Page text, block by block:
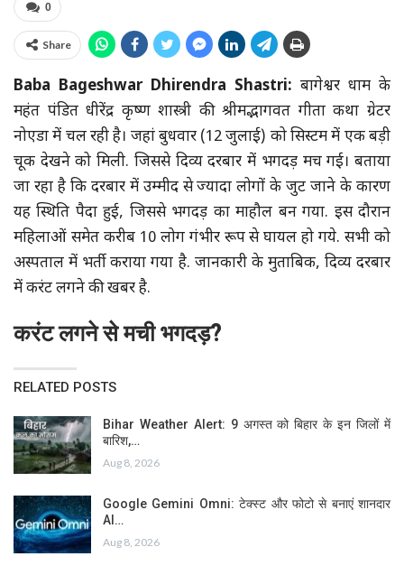
0
Share
Baba Bageshwar Dhirendra Shastri: बागेश्वर धाम के
महंत पंडित धीरेंद्र कृष्ण शास्त्री की श्रीमद्भागवत गीता कथा ग्रेटर
नोएडा में चल रही है। जहां बुधवार (12 जुलाई) को सिस्टम में एक बड़ी
चूक देखने को मिली. जिससे दिव्य दरबार में भगदड़ मच गई। बताया
जा रहा है कि दरबार में उम्मीद से ज्यादा लोगों के जुट जाने के कारण
यह स्थिति पैदा हुई, जिससे भगदड़ का माहौल बन गया. इस दौरान
महिलाओं समेत करीब 10 लोग गंभीर रूप से घायल हो गये. सभी को
अस्पताल में भर्ती कराया गया है. जानकारी के मुताबिक, दिव्य दरबार
में करंट लगने की खबर है.
करंट लगने से मची भगदड़?
RELATED POSTS
Bihar Weather Alert: 9 अगस्त को बिहार के इन जिलों में
बारिश,…
Aug 8, 2026
Google Gemini Omni: टेक्स्ट और फोटो से बनाएं शानदार
AI…
Aug 8, 2026